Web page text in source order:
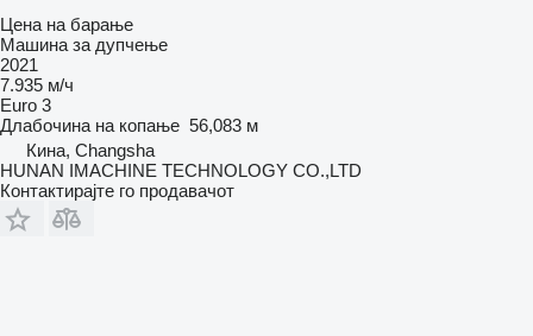
Цена на барање
Машина за дупчење
2021
7.935 м/ч
Euro 3
Длабочина на копање 56,083 м
Кина, Changsha
HUNAN IMACHINE TECHNOLOGY CO.,LTD
Контактирајте го продавачот